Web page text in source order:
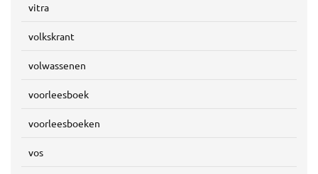
vitra
volkskrant
volwassenen
voorleesboek
voorleesboeken
vos